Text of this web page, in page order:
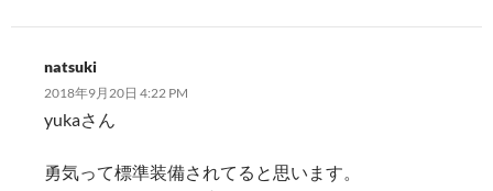
natsuki
2018年9月20日 4:22 PM
yukaさん
勇気って標準装備されてると思います。